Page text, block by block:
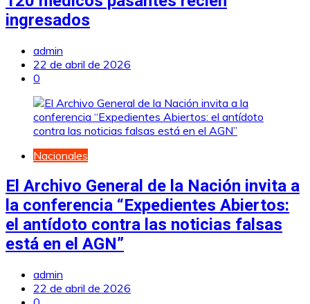
ingresados
admin
22 de abril de 2026
0
Nacionales
El Archivo General de la Nación invita a
la conferencia “Expedientes Abiertos:
el antídoto contra las noticias falsas
está en el AGN”
admin
22 de abril de 2026